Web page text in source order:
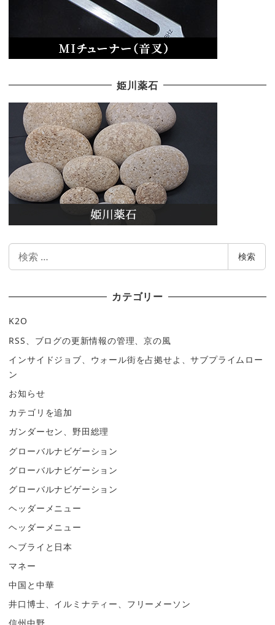
姫川薬石
検
検索
カテゴリー
K2O
RSS、ブログの更新情報の管理、京の風
インサイドジョブ、ウォール街を占拠せよ、サブプライムロー
ン
お知らせ
カテゴリを追加
ガンダーセン、野田総理
グローバルナビゲーション
グローバルナビゲーション
グローバルナビゲーション
ヘッダーメニュー
ヘッダーメニュー
ヘブライと日本
マネー
中国と中華
井口博士、イルミナティー、フリーメーソン